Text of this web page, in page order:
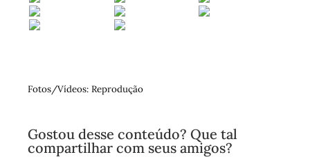
Fotos/Vídeos: Reprodução
Gostou desse conteúdo? Que tal
compartilhar com seus amigos?